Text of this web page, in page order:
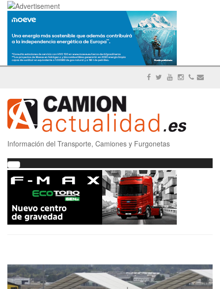
Información del Transporte, Camiones y Furgonetas